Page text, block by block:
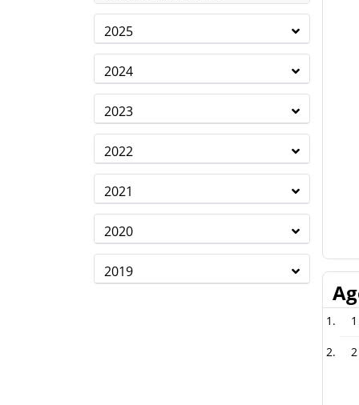
2025
2024
2023
2022
2021
2020
2019
1
2